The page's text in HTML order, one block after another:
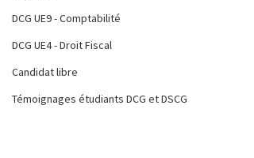
DCG UE9 - Comptabilité
DCG UE4 - Droit Fiscal
Candidat libre
Témoignages étudiants DCG et DSCG